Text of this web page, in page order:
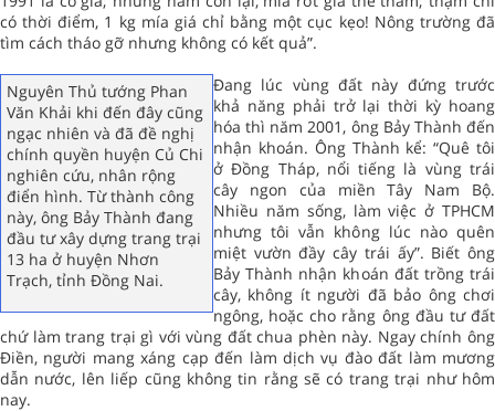
có thời điểm, 1 kg mía giá chỉ bằng một cục kẹo! Nông trường đã
tìm cách tháo gỡ nhưng không có kết quả”.
Nguyên Thủ tướng Phan
Văn Khải khi đến đây cũng
ngạc nhiên và đã đề nghị
chính quyền huyện Củ Chi
nghiên cứu, nhân rộng
điển hình. Từ thành công
này, ông Bảy Thành đang
đầu tư xây dựng trang trại
13 ha ở huyện Nhơn
Trạch, tỉnh Đồng Nai.
Đang lúc vùng đất này đứng trước
khả năng phải trở lại thời kỳ hoang
hóa thì năm 2001, ông Bảy Thành đến
nhận khoán. Ông Thành kể: “Quê tôi
ở Đồng Tháp, nổi tiếng là vùng trái
cây ngon của miền Tây Nam Bộ.
Nhiều năm sống, làm việc ở TPHCM
nhưng tôi vẫn không lúc nào quên
miệt vườn đầy cây trái ấy”. Biết ông
Bảy Thành nhận khoán đất trồng trái
cây, không ít người đã bảo ông chơi
ngông, hoặc cho rằng ông đầu tư đất
chứ làm trang trại gì với vùng đất chua phèn này. Ngay chính ông
Điền, người mang xáng cạp đến làm dịch vụ đào đất làm mương
dẫn nước, lên liếp cũng không tin rằng sẽ có trang trại như hôm
nay.